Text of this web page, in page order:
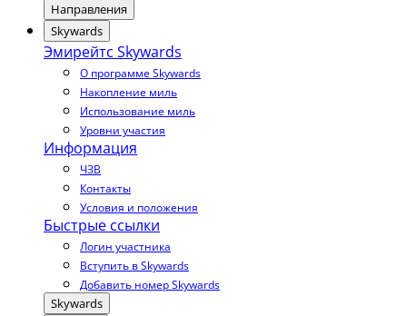
Направления
Skywards
Эмирейтс Skywards
О программе Skywards
Накопление миль
Использование миль
Уровни участия
Информация
ЧЗВ
Контакты
Условия и положения
Быстрые ссылки
Логин участника
Вступить в Skywards
Добавить номер Skywards
Skywards